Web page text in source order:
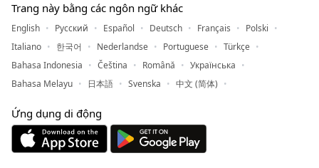
Trang này bằng các ngôn ngữ khác
English Русский Español Deutsch Français
Polski
Italiano
한국어 Nederlandse Portuguese
Türkçe
Bahasa Indonesia
Čeština Română
Українська
Bahasa Melayu
日本語 Svenska 中文 (简体)
Ứng dụng di động